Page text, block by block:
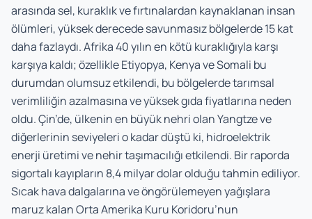
arasında sel, kuraklık ve fırtınalardan kaynaklanan insan
ölümleri, yüksek derecede savunmasız bölgelerde 15 kat
daha fazlaydı. Afrika 40 yılın en kötü kuraklığıyla karşı
karşıya kaldı; özellikle Etiyopya, Kenya ve Somali bu
durumdan olumsuz etkilendi, bu bölgelerde tarımsal
verimliliğin azalmasına ve yüksek gıda fiyatlarına neden
oldu. Çin’de, ülkenin en büyük nehri olan Yangtze ve
diğerlerinin seviyeleri o kadar düştü ki, hidroelektrik
enerji üretimi ve nehir taşımacılığı etkilendi. Bir raporda
sigortalı kayıpların 8,4 milyar dolar olduğu tahmin ediliyor.
Sıcak hava dalgalarına ve öngörülemeyen yağışlara
maruz kalan Orta Amerika Kuru Koridoru’nun